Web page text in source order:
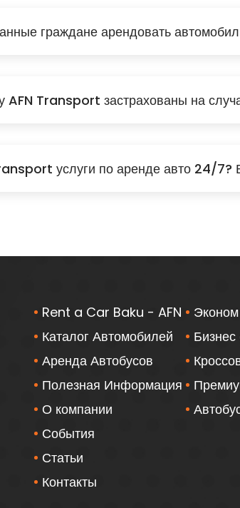
граждане арендовать
Transport застрахованы на
услуги по аренде авто 24/7?
Rent a Car Baku - AFN
Каталог Автомобилей
Аренда Автобусов
Полезная Информация
О компании
События
Статьи
Контакты